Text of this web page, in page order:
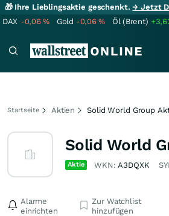
🎁 Ihre Lieblingsaktie geschenkt.→ Jetzt
DAX -0,06% Gold -0,06% Öl (Brent)
Startseite Aktien Solid World Group
Solid World
Aktie WKN:A3DQXK
Alarme
einrichten
Zur Watchlist
hinzufügen